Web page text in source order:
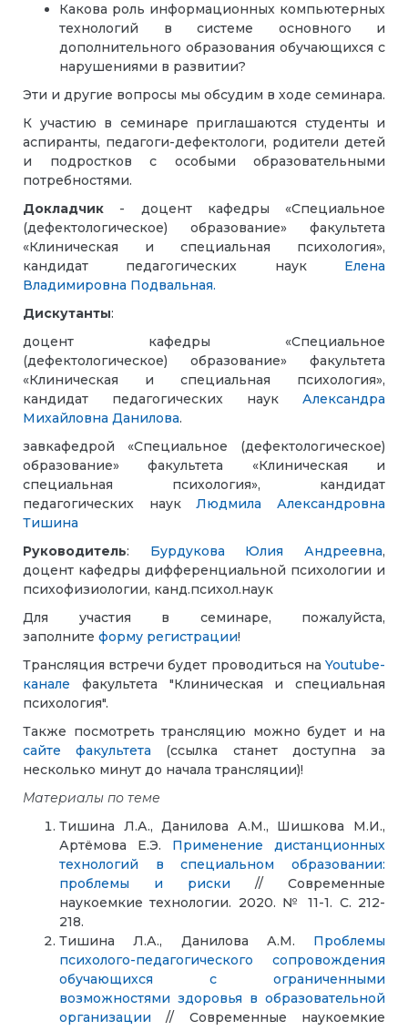
Какова роль информационных компьютерных
технологий в системе основного и
дополнительного образования обучающихся с
нарушениями в развитии?
Эти и другие вопросы мы обсудим в ходе семинара.
К участию в семинаре приглашаются студенты и
аспиранты, педагоги-дефектологи, родители детей
и подростков с особыми образовательными
потребностями.
Докладчик - доцент кафедры «Специальное
(дефектологическое) образование» факультета
«Клиническая и специальная психология»,
кандидат педагогических наук Елена
Владимировна Подвальная.
Дискутанты:
доцент кафедры «Специальное
(дефектологическое) образование» факультета
«Клиническая и специальная психология»,
кандидат педагогических наук Александра
Михайловна Данилова.
завкафедрой «Специальное (дефектологическое)
образование» факультета «Клиническая и
специальная психология», кандидат
педагогических наукЛюдмила Александровна
Тишина
Руководитель: Бурдукова Юлия Андреевна,
доцент кафедры дифференциальной психологии и
психофизиологии, канд.психол.наук
Для участия в семинаре, пожалуйста,
заполните форму регистрации!
Трансляция встречи будет проводиться на Youtube-
канале факультета "Клиническая и специальная
психология".
Также посмотреть трансляцию можно будет и на
сайте факультета (ссылка станет доступна за
несколько минут до начала трансляции)!
Материалы по теме
Тишина Л.А., Данилова А.М., Шишкова М.И.,
Артёмова Е.Э. Применение дистанционных
технологий в специальном образовании:
проблемы и риски // Современные
наукоемкие технологии. 2020. № 11-1. С. 212-
218.
Тишина Л.А., Данилова А.М. Проблемы
психолого-педагогического сопровождения
обучающихся с ограниченными
возможностями здоровья в образовательной
организации // Современные наукоемкие